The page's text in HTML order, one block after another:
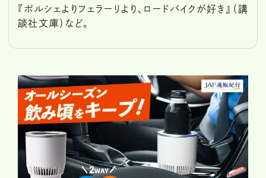
『ポルシェよりフェラーリより、ロードバイクが好き』（講
談社文庫）など。